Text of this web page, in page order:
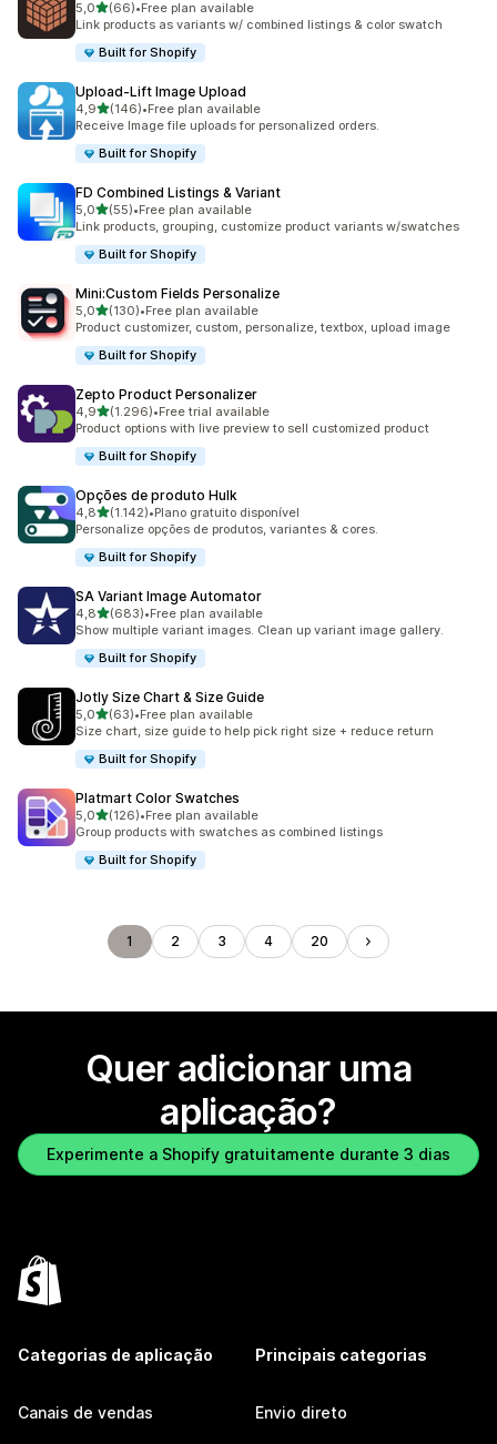
5,0de 5 estrelas
(66)
66 total de avaliações
•Free plan available
Link products as variants w/ combined listings & color swatch
Built for Shopify
Upload‑Lift Image Upload
4,9de 5 estrelas
(146)
146 total de avaliações
•Free plan available
Receive Image file uploads for personalized orders.
Built for Shopify
FD Combined Listings & Variant
5,0de 5 estrelas
(55)
55 total de avaliações
•Free plan available
Link products, grouping, customize product variants w/swatches
Built for Shopify
Mini:Custom Fields Personalize
5,0de 5 estrelas
(130)
130 total de avaliações
•Free plan available
Product customizer, custom, personalize, textbox, upload image
Built for Shopify
Zepto Product Personalizer
4,9de 5 estrelas
(1.296)
1296 total de avaliações
•Free trial available
Product options with live preview to sell customized product
Built for Shopify
Opções de produto Hulk
4,8de 5 estrelas
(1.142)
1142 total de avaliações
•Plano gratuito disponível
Personalize opções de produtos, variantes & cores.
Built for Shopify
SA Variant Image Automator
4,8de 5 estrelas
(683)
683 total de avaliações
•Free plan available
Show multiple variant images. Clean up variant image gallery.
Built for Shopify
Jotly Size Chart & Size Guide
5,0de 5 estrelas
(63)
63 total de avaliações
•Free plan available
Size chart, size guide to help pick right size + reduce return
Built for Shopify
Platmart Color Swatches
5,0de 5 estrelas
(126)
126 total de avaliações
•Free plan available
Group products with swatches as combined listings
Built for Shopify
1 2 3 4 20
Quer adicionar uma
aplicação?
Experimente a Shopify gratuitamente durante 3 dias
Categorias de aplicação
Canais de vendas
Principais categorias
Envio direto